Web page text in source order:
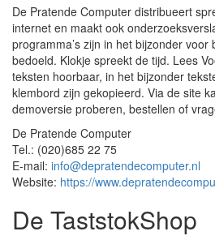
De Pratende Computer distribueert
internet en maakt ook
programma’s zijn in het bijzonder voor
bedoeld. Klokje spreekt de tijd. Lees
teksten hoorbaar, in het bijzonder
klembord zijn gekopieerd. Via de site
demoversie proberen, bestellen of
De Pratende Computer
Tel.: (020)685 22 75
E-mail: info@depratendecomputer.nl
Website: https://
De TaststokShop